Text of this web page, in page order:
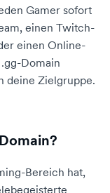
Gamer sofort
einen Twitch-
einen Online-
Domain
deine Zielgruppe.
Bereich hat,